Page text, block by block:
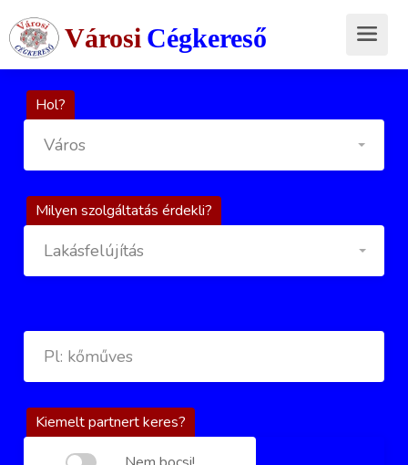
Városi Cégkereső
Hol?
Város
Milyen szolgáltatás érdekli?
Lakásfelújítás
Kiemelt partnert keres?